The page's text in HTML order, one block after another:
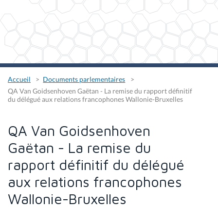
Accueil
Documents parlementaires
QA Van Goidsenhoven Gaëtan - La remise du rapport définitif
du délégué aux relations francophones Wallonie-Bruxelles
QA Van Goidsenhoven
Gaëtan - La remise du
rapport définitif du délégué
aux relations francophones
Wallonie-Bruxelles